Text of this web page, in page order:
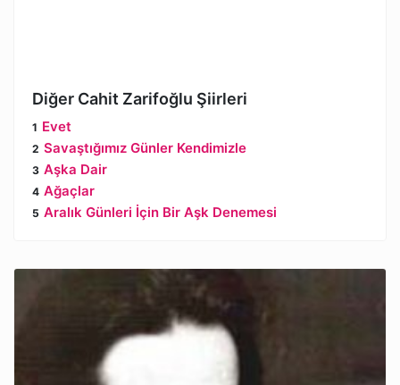
Diğer Cahit Zarifoğlu Şiirleri
Evet
Savaştığımız Günler Kendimizle
Aşka Dair
Ağaçlar
Aralık Günleri İçin Bir Aşk Denemesi